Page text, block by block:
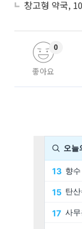
창고형 약국,
좋아요
0